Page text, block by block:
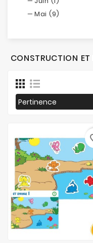
Mai (9)
CONSTRUCTION ET
Pertinence